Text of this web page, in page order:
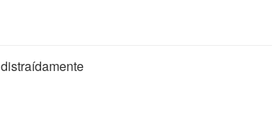
distraídamente